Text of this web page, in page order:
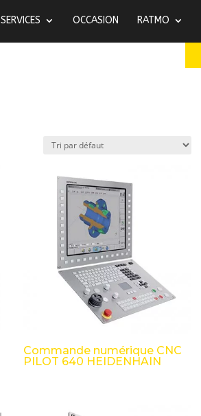
SERVICES OCCASION RATMO
Commande numérique CNC
PILOT 640 HEIDENHAIN